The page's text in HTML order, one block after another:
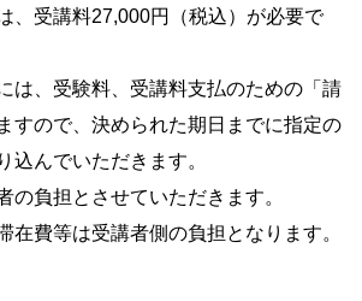
、受講料27,000円（税込）が必要で
は、受験料、受講料支払のための「請
すので、決められた期日までに指定の
込んでいただきます。
の負担とさせていただきます。
在費等は受講者側の負担となります。